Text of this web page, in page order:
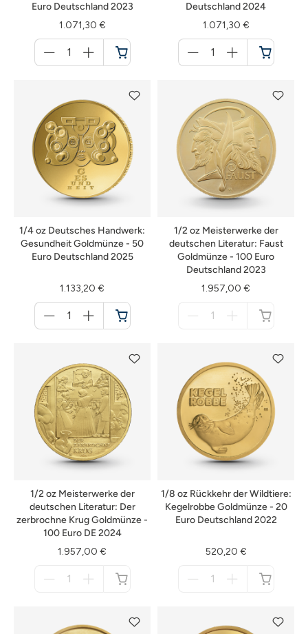
Euro Deutschland 2023
1.071,30 €
für
Warenkorb
Deutschland 2024
1.071,30 €
für
Warenkorb
1/4 oz Deutsches Handwerk:
Gesundheit Goldmünze - 50
Euro Deutschland 2025
1.133,20 €
für
Warenkorb
1/2 oz Meisterwerke der
deutschen Literatur: Faust
Goldmünze - 100 Euro
Deutschland 2023
1.957,00 €
1/2 oz Meisterwerke der
deutschen Literatur: Der
zerbrochne Krug Goldmünze -
100 Euro DE 2024
1.957,00 €
1/8 oz Rückkehr der Wildtiere:
Kegelrobbe Goldmünze - 20
Euro Deutschland 2022
520,20 €